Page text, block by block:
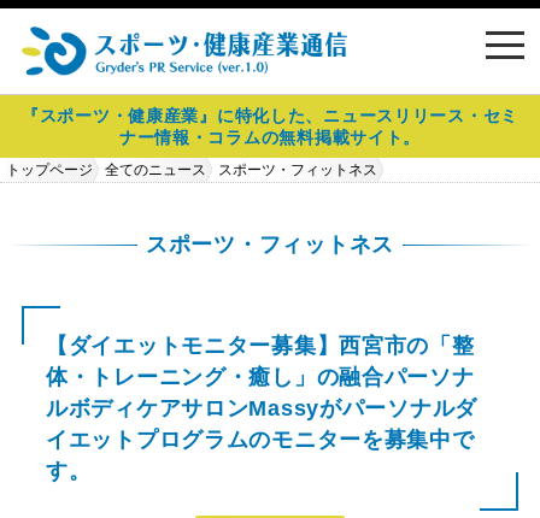
『スポーツ・健康産業』に特化した、ニュースリリース・セミ
ナー情報・コラムの無料掲載サイト。
トップページ 全てのニュース
スポーツ・フィットネス
モニターを募集中です。スポーツ・フィットネス
【ダイエットモニター募集】西宮市の「整
体・トレーニング・癒し」の融合パーソナ
ルボディケアサロンMassyがパーソナルダ
イエットプログラムのモニターを募集中で
す。